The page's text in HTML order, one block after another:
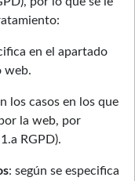
en el apartado
web.
los casos en los que
la web, por
RGPD).
: según se especifica